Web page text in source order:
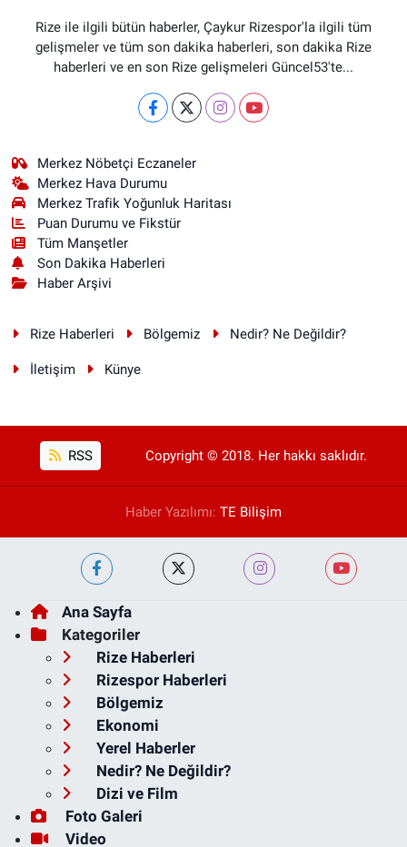
Rize ile ilgili bütün haberler, Çaykur Rizespor'la ilgili tüm
gelişmeler ve tüm son dakika haberleri, son dakika Rize
haberleri ve en son Rize gelişmeleri Güncel53'te...
Merkez Nöbetçi Eczaneler
Merkez Hava Durumu
Merkez Trafik Yoğunluk Haritası
Puan Durumu ve Fikstür
Tüm Manşetler
Son Dakika Haberleri
Haber Arşivi
Rize Haberleri Bölgemiz Nedir? Ne Değildir?
İletişim Künye
RSS Copyright © 2018. Her hakkı saklıdır.
Haber Yazılımı: TE Bilişim
Ana Sayfa
Kategoriler
Rize Haberleri
Rizespor Haberleri
Bölgemiz
Ekonomi
Yerel Haberler
Nedir? Ne Değildir?
Dizi ve Film
Foto Galeri
Video